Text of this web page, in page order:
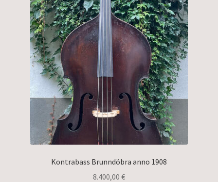
Kontrabass Brunndöbra anno 1908
8.400,00 €